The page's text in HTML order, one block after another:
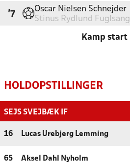
'7
Oscar Nielsen Schnejder
Stinus Rydlund Fuglsang
Kamp start
HOLDOPSTILLINGER
SEJS SVEJBÆK IF
16 Lucas Urebjerg Lemming
65 Aksel Dahl Nyholm